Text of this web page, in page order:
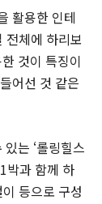
활용한 인테
전체에 하리보
것이 특징이
어선 것 같은
는 ‘롤링힐스
박과 함께 하
등으로 구성